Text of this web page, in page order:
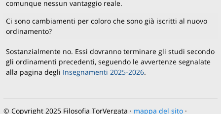
comunque nessun vantaggio reale.
Ci sono cambiamenti per coloro che sono già iscritti al nuovo
ordinamento?
Sostanzialmente no. Essi dovranno terminare gli studi secondo
gli ordinamenti precedenti, seguendo le avvertenze segnalate
alla pagina degli Insegnamenti 2025-2026.
© Copyright 2025 Filosofia TorVergata · mappa del sito ·